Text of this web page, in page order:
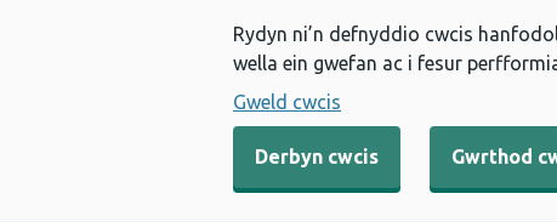
Rydyn ni’n defnyddio cwcis
wella ein gwefan ac i fesur
Gweld cwcis
Derbyn cwcis Gwrthod